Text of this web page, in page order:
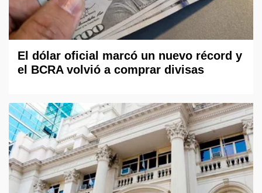
El dólar oficial marcó un nuevo récord y
el BCRA volvió a comprar divisas